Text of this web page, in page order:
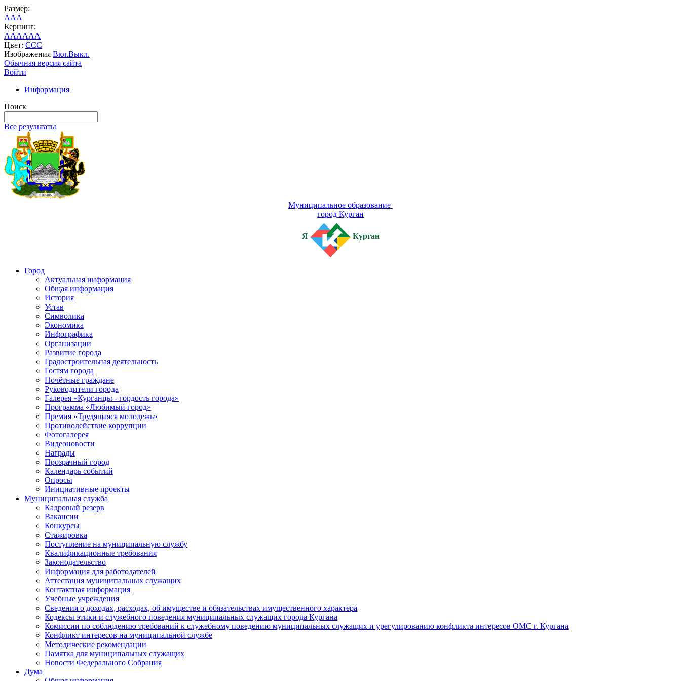
Размер:
AAA
Кернинг:
AAAAAA
Цвет: CCC
Изображения Вкл.Выкл.
Обычная версия сайта
Войти
Информация
Поиск
Все результаты
Муниципальное образование
город Курган
Я Курган
Город
Актуальная информация
Общая информация
История
Устав
Символика
Экономика
Инфографика
Организации
Развитие города
Градостроительная деятельность
Гостям города
Почётные граждане
Руководители города
Галерея «Курганцы - гордость города»
Программа «Любимый город»
Премия «Трудящаяся молодежь»
Противодействие коррупции
Фотогалерея
Видеоновости
Награды
Прозрачный город
Календарь событий
Опросы
Инициативные проекты
Муниципальная служба
Кадровый резерв
Вакансии
Конкурсы
Стажировка
Поступление на муниципальную службу
Квалификационные требования
Законодательство
Информация для работодателей
Аттестация муниципальных служащих
Контактная информация
Учебные учреждения
Сведения о доходах, расходах, об имуществе и обязательствах имущественного характера
Кодексы этики и служебного поведения муниципальных служащих города Кургана
Комиссии по соблюдению требований к служебному поведению муниципальных служащих и урегулированию конфликта интересов ОМС г. Кургана
Конфликт интересов на муниципальной службе
Методические рекомендации
Памятка для муниципальных служащих
Новости Федерального Cобрания
Дума